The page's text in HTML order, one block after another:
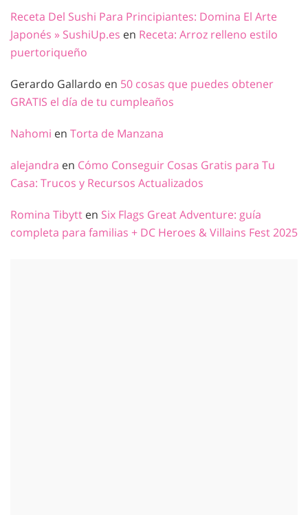
Receta Del Sushi Para Principiantes: Domina El Arte
Japonés » SushiUp.es en Receta: Arroz relleno estilo
puertoriqueño
Gerardo Gallardo en 50 cosas que puedes obtener
GRATIS el día de tu cumpleaños
Nahomi en Torta de Manzana
alejandra en Cómo Conseguir Cosas Gratis para Tu
Casa: Trucos y Recursos Actualizados
Romina Tibytt en Six Flags Great Adventure: guía
completa para familias + DC Heroes & Villains Fest 2025